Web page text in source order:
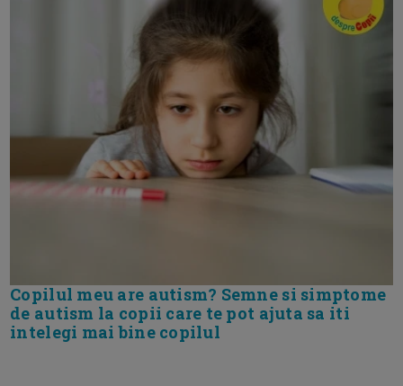
Copilul meu are autism? Semne si simptome
de autism la copii care te pot ajuta sa iti
intelegi mai bine copilul